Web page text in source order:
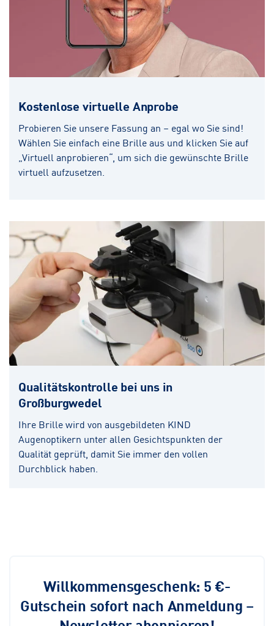
Kostenlose virtuelle Anprobe
Probieren Sie unsere Fassung an – egal wo Sie sind!
Wählen Sie einfach eine Brille aus und klicken Sie auf
„Virtuell anprobieren“, um sich die gewünschte Brille
virtuell aufzusetzen.
Qualitätskontrolle bei uns in
Großburgwedel
Ihre Brille wird von ausgebildeten KIND
Augenoptikern unter allen Gesichtspunkten der
Qualität geprüft, damit Sie immer den vollen
Durchblick haben.
Willkommensgeschenk: 5 €-
Gutschein sofort nach Anmeldung –